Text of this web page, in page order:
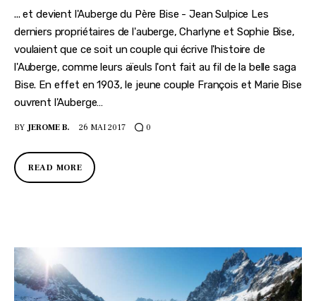
... et devient l'Auberge du Père Bise - Jean Sulpice Les
derniers propriétaires de l'auberge, Charlyne et Sophie Bise,
voulaient que ce soit un couple qui écrive l'histoire de
l'Auberge, comme leurs aïeuls l'ont fait au fil de la belle saga
Bise. En effet en 1903, le jeune couple François et Marie Bise
ouvrent l'Auberge…
BY JEROME B. 26 MAI 2017 0
READ MORE